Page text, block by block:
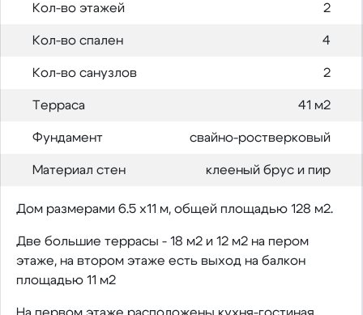
Кол-во этажей 2
Кол-во спален 4
Кол-во санузлов 2
Терраса 41 м2
Фундамент свайно-ростверковый
Материал стен клееный брус и пир
Дом размерами 6.5 х11 м, общей площадью 128 м2.
Две большие террасы - 18 м2 и 12 м2 на пером
этаже, на втором этаже есть выход на балкон
площадью 11 м2
На первом этаже расположены кухня-гостиная,